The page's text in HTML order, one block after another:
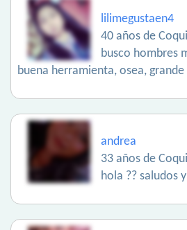
lilimegustaen4
40 años de
busco hombres
buena herramienta, osea, grande
andrea
33 años de
hola ?? saludos